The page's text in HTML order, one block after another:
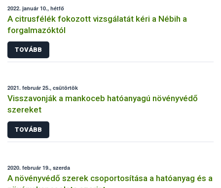
2022. január 10., hétfő
A citrusfélék fokozott vizsgálatát kéri a Nébih a
forgalmazóktól
TOVÁBB
2021. február 25., csütörtök
Visszavonják a mankoceb hatóanyagú növényvédő
szereket
TOVÁBB
2020. február 19., szerda
A növényvédő szerek csoportosítása a hatóanyag és a